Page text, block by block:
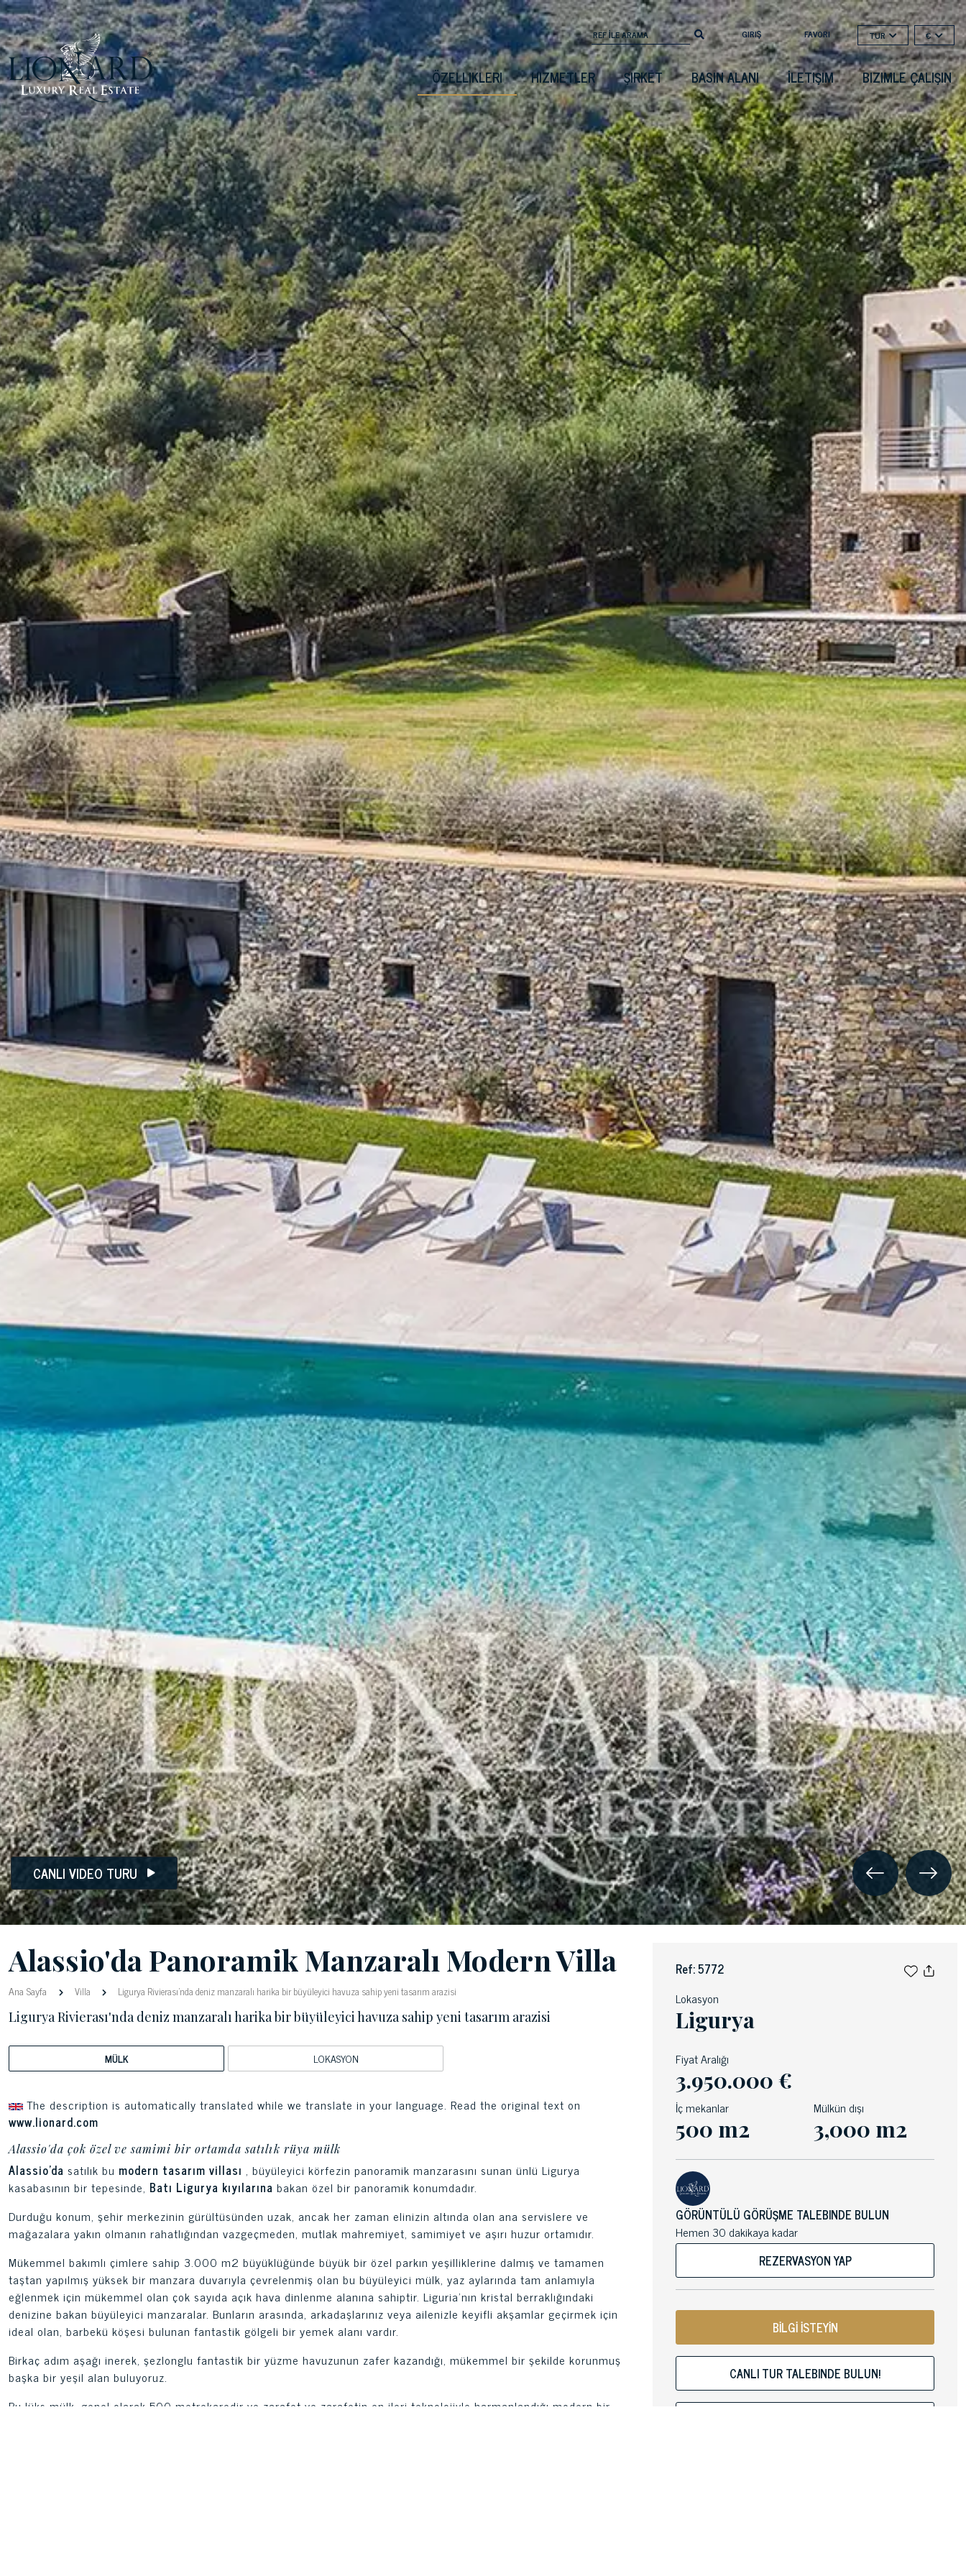
GIRIŞ FAVORI TUR €
ÖZELLIKLERI HIZMETLER ŞIRKET BASIN ALANI İLETIŞIM BIZIMLE ÇALIŞIN
CANLI VIDEO TURU
Alassio'da Panoramik Manzaralı Modern Villa
Ana Sayfa Villa Ligurya Rivierası'nda deniz manzaralı harika bir büyüleyici havuza sahip yeni tasarım arazisi
Ligurya Rivierası'nda deniz manzaralı harika bir büyüleyici havuza sahip yeni tasarım arazisi
MÜLK LOKASYON
The description is automatically translated while we translate in your language. Read the original text on
www.lionard.com
Alassio'da çok özel ve samimi bir ortamda satılık rüya mülk
Alassio'da satılık bu modern tasarım villası , büyüleyici körfezin panoramik manzarasını sunan ünlü Ligurya
kasabasının bir tepesinde, Batı Ligurya kıyılarına bakan özel bir panoramik konumdadır.
Durduğu konum, şehir merkezinin gürültüsünden uzak, ancak her zaman elinizin altında olan ana servislere ve
mağazalara yakın olmanın rahatlığından vazgeçmeden, mutlak mahremiyet, samimiyet ve aşırı huzur ortamıdır.
Mükemmel bakımlı çimlere sahip 3.000 m2 büyüklüğünde büyük bir özel parkın yeşilliklerine dalmış ve tamamen
taştan yapılmış yüksek bir manzara duvarıyla çevrelenmiş olan bu büyüleyici mülk, yaz aylarında tam anlamıyla
eğlenmek için mükemmel olan çok sayıda açık hava dinlenme alanına sahiptir. Liguria'nın kristal berraklığındaki
denizine bakan büyüleyici manzaralar. Bunların arasında, arkadaşlarınız veya ailenizle keyifli akşamlar geçirmek için
ideal olan, barbekü köşesi bulunan fantastik gölgeli bir yemek alanı vardır.
Birkaç adım aşağı inerek, şezlonglu fantastik bir yüzme havuzunun zafer kazandığı, mükemmel bir şekilde korunmuş
başka bir yeşil alan buluyoruz.
Bu lüks mülk, genel olarak 500 metrekaredir ve zarafet ve zarafetin en ileri teknolojiyle harmanlandığı modern bir
Ref: 5772
Lokasyon
Ligurya
Fiyat Aralığı
3.950.000 €
İç mekanlar
500 m2
Mülkün dışı
3,000 m2
GÖRÜNTÜLÜ GÖRÜŞME TALEBINDE BULUN
Hemen 30 dakikaya kadar
REZERVASYON YAP
BİLGİ İSTEYİN
CANLI TUR TALEBINDE BULUN!